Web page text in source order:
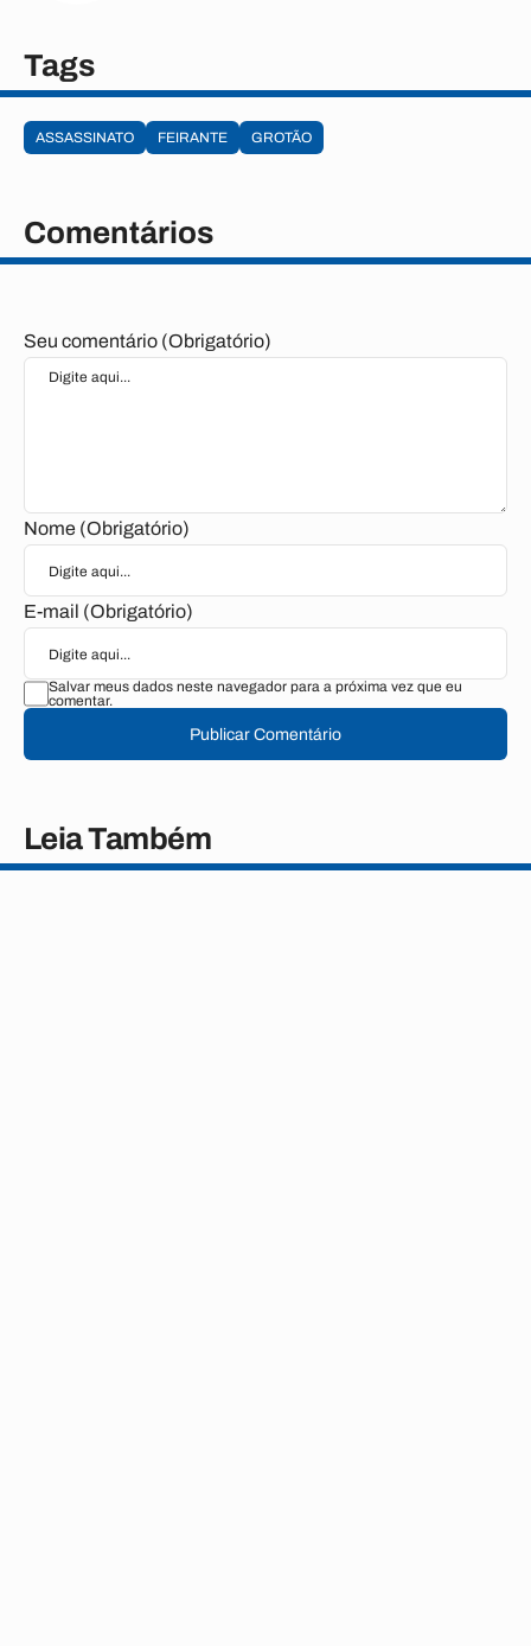
Tags
ASSASSINATO FEIRANTE GROTÃO
Comentários
Seu comentário (Obrigatório)
Nome (Obrigatório)
E-mail (Obrigatório)
Salvar meus dados neste navegador para a próxima vez que eu
comentar.
Publicar Comentário
Leia Também